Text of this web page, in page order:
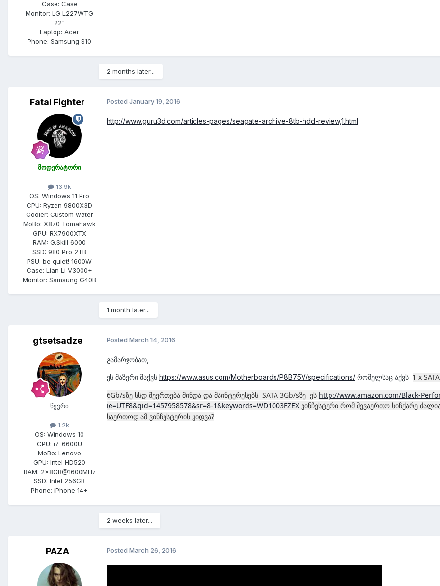
Case: Case
Monitor: LG L227WTG
22"
Laptop: Acer
Phone: Samsung S10
2 months later...
Fatal Fighter
მოდერატორი
13.9k
OS: Windows 11 Pro
CPU: Ryzen 9800X3D
Cooler: Custom water
MoBo: X870 Tomahawk
GPU: RX7900XTX
RAM: G.Skill 6000
SSD: 980 Pro 2TB
PSU: be quiet! 1600W
Case: Lian Li V3000+
Monitor: Samsung G40B
Posted January 19, 2016
http://www.guru3d.com/articles-pages/seagate-archive-8tb-hdd-review,1.html
1 month later...
gtsetsadze
წევრი
1.2k
OS: Windows 10
CPU: i7-6600U
MoBo: Lenovo
GPU: Intel HD520
RAM: 2x8GB@1600MHz
SSD: Intel 256GB
Phone: iPhone 14+
Posted March 14, 2016
გამარჯობათ,
ეს მაზერი მაქვს https://www.asus.com/Motherboards/P8B75V/specifications/ რომელსაც აქვს 1 x
6Gb/sზე სსდ შეერთება მინდა და მაინტერესებს SATA 3Gb/sზე ეს http://www.amazon.com/Black-
ie=UTF8&qid=1457958578&sr=8-1&keywords=WD1003FZEX ვინჩესტერი რომ შევაერთო სიჩქარე
საერთოდ ამ ვინჩესტერის ყიდვა?
2 weeks later...
PAZA Posted March 26, 2016